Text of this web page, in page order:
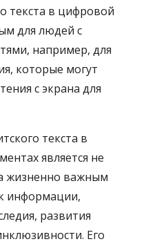
текста в цифровой
для людей с
например, для
которые могут
с экрана для
текста в
является не
жизненно важным
информации,
развития
Его